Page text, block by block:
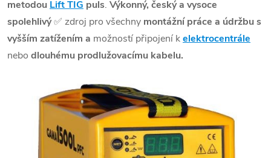
metodou Lift TIG puls. Výkonný, český a vysoce
spolehlivý✅ zdroj pro všechny montážní práce a údržbu s
vyšším zatížením a možností připojení kelektrocentrále
nebo dlouhému prodlužovacímu kabelu.